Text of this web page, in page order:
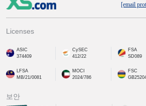
[email
Licenses
ASIC
374409
CySEC
412/22
FSA
SD089
LFSA
MB/21/0081
MOCI
2024/786
FSC
보안